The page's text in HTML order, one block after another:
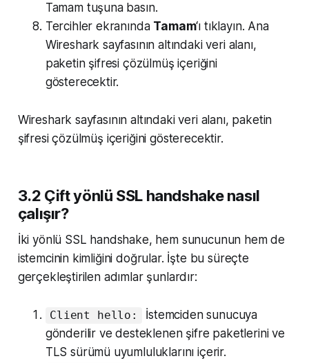
Tamam tuşuna basın.
Tercihler ekranında Tamam‘ı tıklayın. Ana
Wireshark sayfasının altındaki veri alanı,
paketin şifresi çözülmüş içeriğini
gösterecektir.
Wireshark sayfasının altındaki veri alanı, paketin
şifresi çözülmüş içeriğini gösterecektir.
3.2 Çift yönlü SSL handshake nasıl
çalışır?
İki yönlü SSL handshake, hem sunucunun hem de
istemcinin kimliğini doğrular. İşte bu süreçte
gerçekleştirilen adımlar şunlardır:
Client hello:
İstemciden sunucuya
gönderilir ve desteklenen şifre paketlerini ve
TLS sürümü uyumluluklarını içerir.